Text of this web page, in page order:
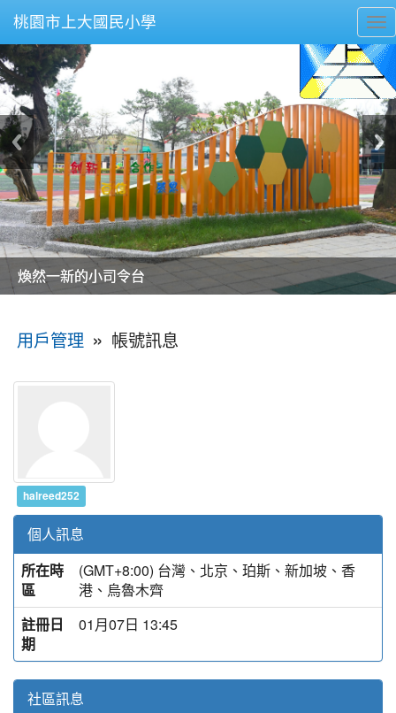
桃園市上大國民小學
美麗的操場是我們活力的來源
美麗的操場是我們活力的來源
煥然一新的小司令台
煥然一新的小司令台
富含桃園埤塘田園風光意象的中廊
富含桃園埤塘田園風光意象的中廊
嶄新的中庭廣場
嶄新的中庭廣場
水生池生生不息
水生池生生不息
用戶管理 » 帳號訊息
halreed252
個人訊息
所在時
區
(GMT+8:00) 台灣、北京、珀斯、新加坡、香
港、烏魯木齊
註冊日
期
01月07日 13:45
社區訊息